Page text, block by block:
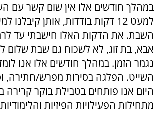
במהלך חודשים אלו אין שום קשר עם
למעט 12 דקות בודדות, אותן
השבת. את הדקות האלו חישבתי עד
אבא, בת זוג, לא לשכוח גם שבת שלום
נגמר הזמן. במהלך חודשים אלו אנו
השייט. הפלגה בסירות מפרש/חתירה,
היום אנו פותחים בטבילת בוקר קרירה
מתחילות הפעילויות הפיזיות